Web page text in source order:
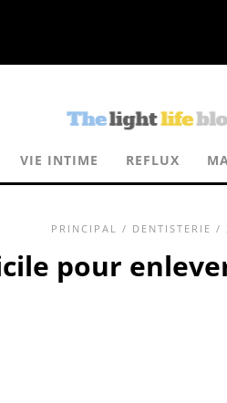
VIE INTIME REFLUX
PRINCIPAL / DENTISTERIE /
pour